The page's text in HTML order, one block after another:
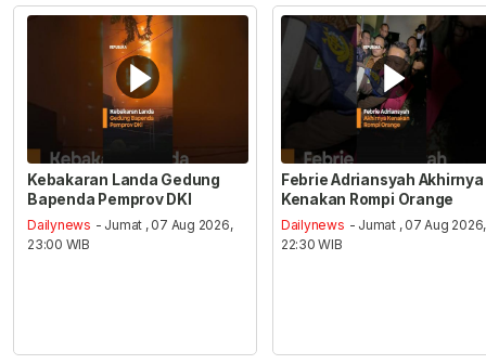
Kebakaran Landa Gedung
Bapenda Pemprov DKI
Dailynews - Jumat , 07 Aug 2026,
23:00 WIB
Febrie Adriansyah Akhirnya
Kenakan Rompi Orange
Dailynews - Jumat , 07 Aug 2026,
22:30 WIB